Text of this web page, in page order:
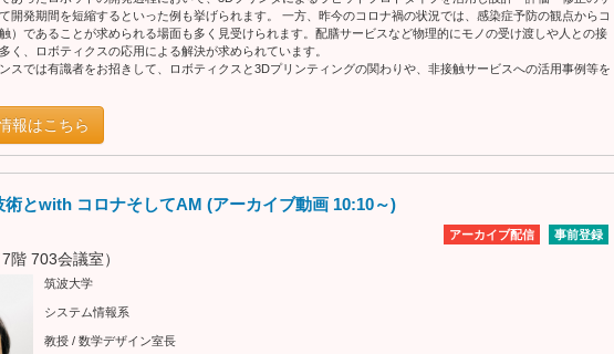
開発期間を短縮するといった例も挙げられます。 一方、昨今のコロナ禍の状況では、感染症予防の観点からコ
）であることが求められる場面も多く見受けられます。配膳サービスなど物理的にモノの受け渡しや人との接
く、ロボティクスの応用による解決が求められています。
スでは有識者をお招きして、ロボティクスと3Dプリンティングの関わりや、非接触サービスへの活用事例等を
報はこちら
術とwith コロナそしてAM (アーカイブ動画 10:10～)
事前登録
アーカイブ配信
階 703会議室）
筑波大学
システム情報系
教授 / 数学デザイン室長